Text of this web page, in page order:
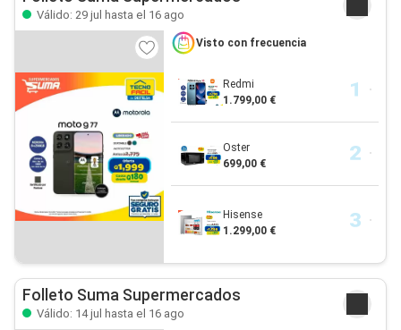
Válido: 29 jul hasta el 16 ago
Visto con frecuencia
Redmi
1.799,00 €
Oster
699,00 €
Hisense
1.299,00 €
Folleto Suma Supermercados
Válido: 14 jul hasta el 16 ago